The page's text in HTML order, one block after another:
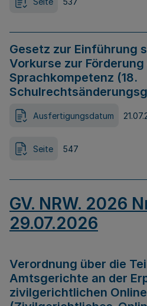
Gesetz zur Einführung
Vorkurse zur Förderung
Sprachkompetenz (18.
Ausfertigungsdatum
Seite 547
GV. NRW. 2026
29.07.2026
Verordnung über die
Amtsgerichte an der
zivilgerichtlichen